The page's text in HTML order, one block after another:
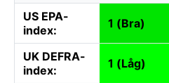
US EPA-
index:
1 (Bra)
UK DEFRA-
index:
1 (Låg)